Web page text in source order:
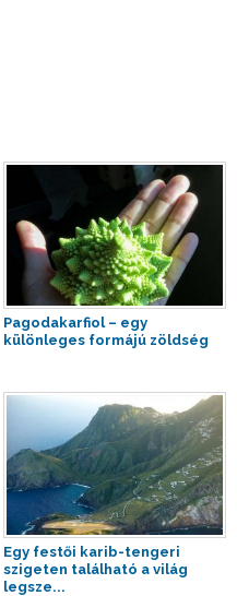
Pagodakarfiol – egy
különleges formájú zöldség
Egy festői karib-tengeri
szigeten található a világ
legsze...